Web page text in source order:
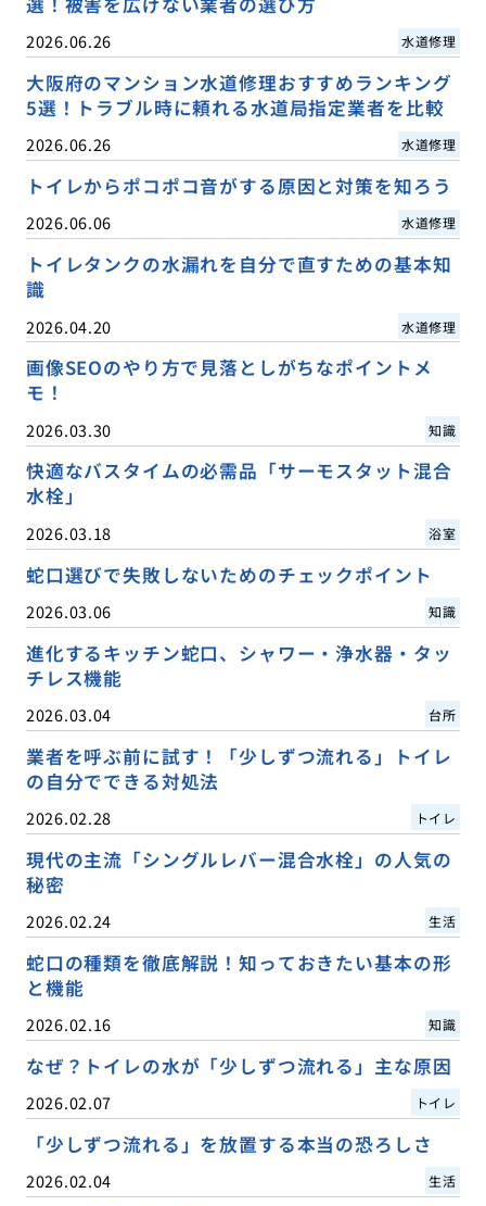
2026.06.26 水道修理
大阪府のマンション水道修理おすすめランキング
5選！トラブル時に頼れる水道局指定業者を比較
2026.06.26 水道修理
トイレからポコポコ音がする原因と対策を知ろう
2026.06.06 水道修理
トイレタンクの水漏れを自分で直すための基本知
識
2026.04.20 水道修理
画像SEOのやり方で見落としがちなポイントメ
モ！
2026.03.30 知識
快適なバスタイムの必需品「サーモスタット混合
水栓」
2026.03.18 浴室
蛇口選びで失敗しないためのチェックポイント
2026.03.06 知識
進化するキッチン蛇口、シャワー・浄水器・タッ
チレス機能
2026.03.04 台所
業者を呼ぶ前に試す！「少しずつ流れる」トイレ
の自分でできる対処法
2026.02.28 トイレ
現代の主流「シングルレバー混合水栓」の人気の
秘密
2026.02.24 生活
蛇口の種類を徹底解説！知っておきたい基本の形
と機能
2026.02.16 知識
なぜ？トイレの水が「少しずつ流れる」主な原因
2026.02.07 トイレ
「少しずつ流れる」を放置する本当の恐ろしさ
2026.02.04 生活